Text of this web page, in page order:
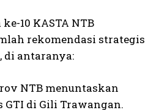
10 KASTA NTB
rekomendasi strategis
di antaranya:
NTB menuntaskan
GTI di Gili Trawangan.